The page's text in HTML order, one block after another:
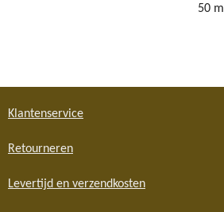
50 ml
Klantenservice
Retourneren
Levertijd en verzendkosten